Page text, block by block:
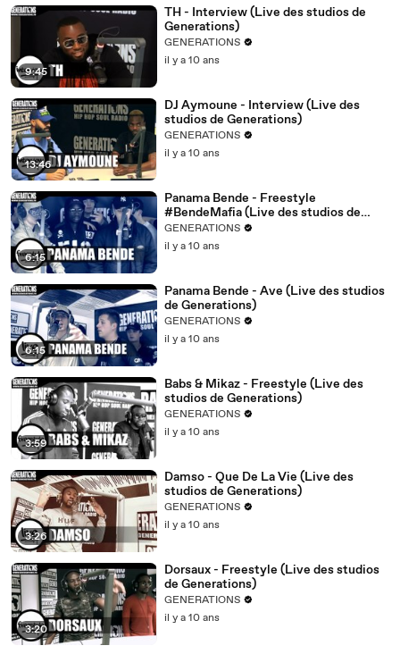
9:45
TH - Interview (Live des studios de
Generations)
GENERATIONS
il y a 10 ans
13:46
DJ Aymoune - Interview (Live des
studios de Generations)
GENERATIONS
il y a 10 ans
6:15
Panama Bende - Freestyle
#BendeMafia (Live des studios de
Generations)
GENERATIONS
il y a 10 ans
6:15
Panama Bende - Ave (Live des studios
de Generations)
GENERATIONS
il y a 10 ans
3:59
Babs & Mikaz - Freestyle (Live des
studios de Generations)
GENERATIONS
il y a 10 ans
3:26
Damso - Que De La Vie (Live des
studios de Generations)
GENERATIONS
il y a 10 ans
3:20
Dorsaux - Freestyle (Live des studios
de Generations)
GENERATIONS
il y a 10 ans